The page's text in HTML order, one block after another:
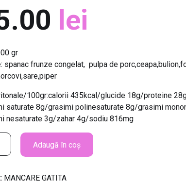
lei
gr
spanac frunze congelat, pulpa de
100gr:calorii 435kcal/glucide 18g/proteine
saturate 8g/grasimi polinesaturate 8g/grasimi
nesaturate 3g/zahar 4g/sodiu 816mg
Adaugă în coș
MANCARE GATITA